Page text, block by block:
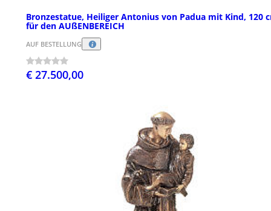
Bronzestatue, Heiliger Antonius von Padua mit Kind, 120
für den AUßENBEREICH
AUF BESTELLUNG
€ 27.500,00